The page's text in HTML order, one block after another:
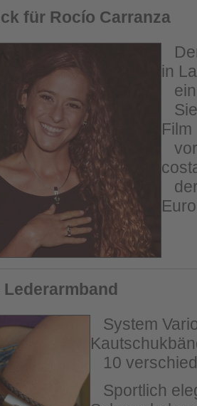
für Rocío Carranza
in
ein
Lederarmband
System
10
Sportlich